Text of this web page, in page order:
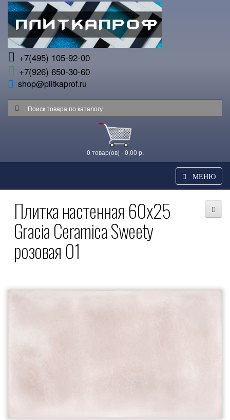
+7(495) 105-92-00
+7(926) 650-30-60
shop@plitkaprof.ru
0 товар(ов) - 0,00 р.
МЕНЮ
Плитка настенная 60x25
Gracia Ceramica Sweety
розовая 01